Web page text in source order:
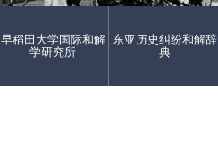
早稻田大学国际和解
学研究所
东亚历史纠纷和解辞
典